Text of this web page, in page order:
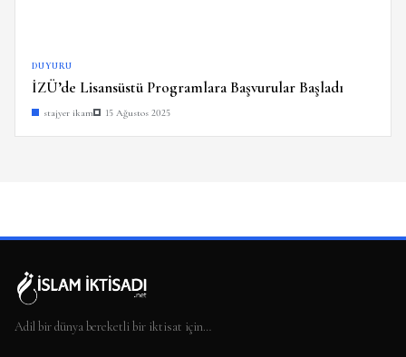
DUYURU
İZÜ’de Lisansüstü Programlara Başvurular Başladı
stajyer ikam 15 Ağustos 2025
Adil bir dünya bereketli bir iktisat için…